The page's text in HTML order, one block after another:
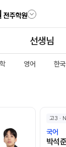
선생님
영어 한
홈 바로가기
고3 ·
국어
박석